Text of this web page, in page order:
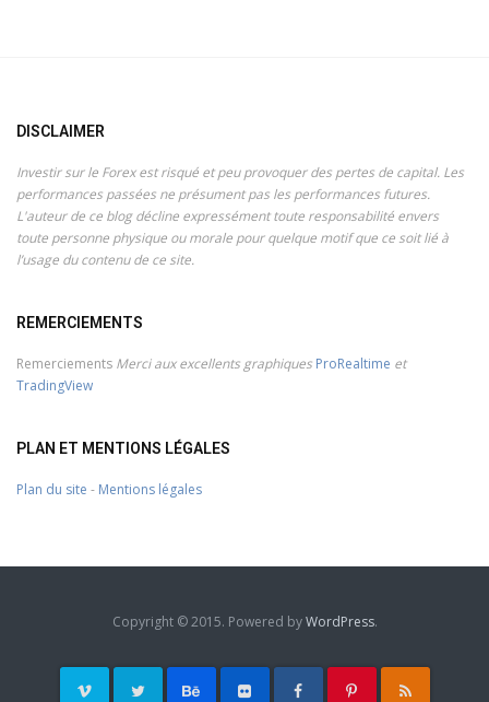
DISCLAIMER
Investir sur le Forex est risqué et peu provoquer des pertes de capital. Les
performances passées ne présument pas les performances futures.
L'auteur de ce blog décline expressément toute responsabilité envers
toute personne physique ou morale pour quelque motif que ce soit lié à
l’usage du contenu de ce site.
REMERCIEMENTS
Remerciements Merci aux excellents graphiques ProRealtime et
TradingView
PLAN ET MENTIONS LÉGALES
Plan du site - Mentions légales
Copyright © 2015. Powered byWordPress.